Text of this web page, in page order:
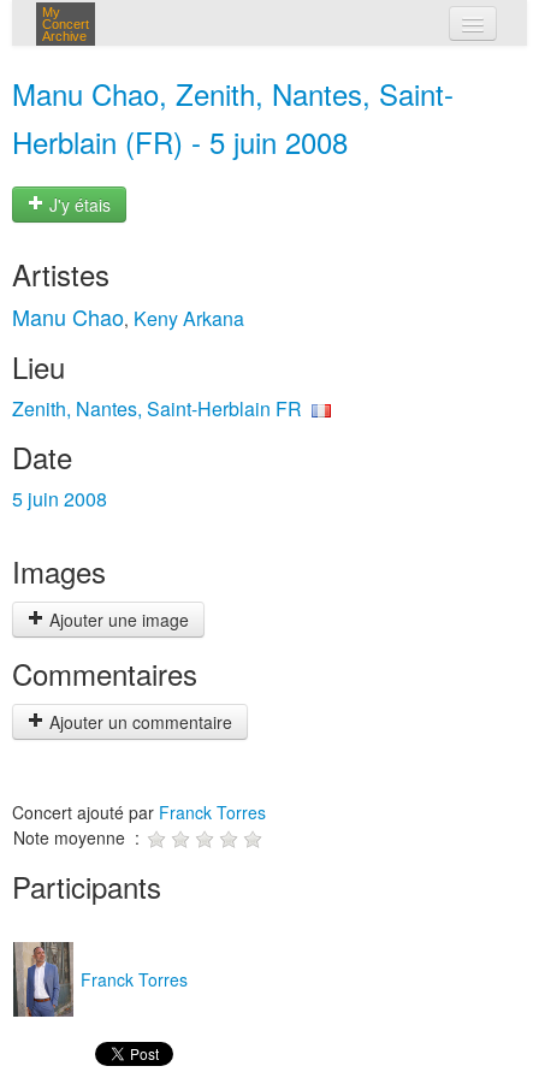
My
Concert
Archive
Manu Chao, Zenith, Nantes, Saint-
Herblain (FR) - 5 juin 2008
J'y étais
Artistes
Manu Chao, Keny Arkana
Lieu
Zenith, Nantes, Saint-Herblain FR
Date
5 juin 2008
Images
Ajouter une image
Commentaires
Ajouter un commentaire
Concert ajouté par Franck Torres
Note moyenne :
Participants
Franck Torres